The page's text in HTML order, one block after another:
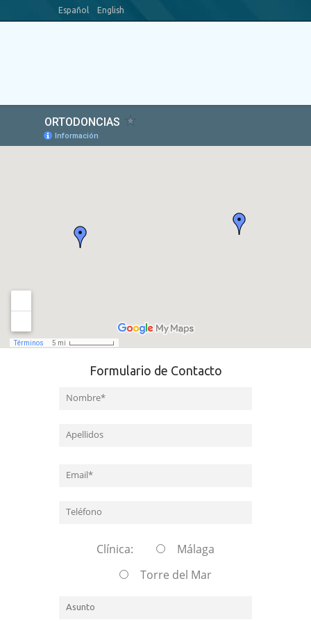
Español English
Formulario de Contacto
Clínica:
Málaga
Torre del Mar